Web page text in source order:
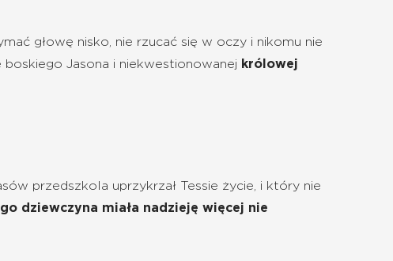
głowę nisko, nie rzucać się w oczy i nikomu nie
boskiego Jasona i niekwestionowanej królowej
przedszkola uprzykrzał Tessie życie, i który nie
dziewczyna miała nadzieję więcej nie